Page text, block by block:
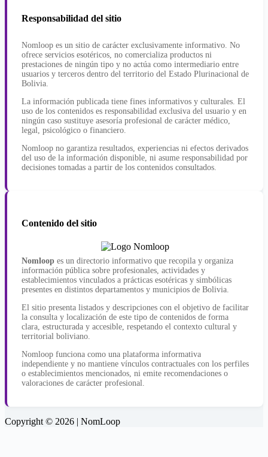
Responsabilidad del sitio
Nomloop es un sitio de carácter exclusivamente informativo. No
ofrece servicios esotéricos, no comercializa productos ni
prestaciones de ningún tipo y no actúa como intermediario entre
usuarios y terceros dentro del territorio del Estado Plurinacional de
Bolivia.
La información publicada tiene fines informativos y culturales. El
uso de los contenidos es responsabilidad exclusiva del usuario y en
ningún caso sustituye asesoría profesional de carácter médico,
legal, psicológico o financiero.
Nomloop no garantiza resultados, experiencias ni efectos derivados
del uso de la información disponible, ni asume responsabilidad por
decisiones tomadas a partir de los contenidos consultados.
Contenido del sitio
Nomloop es un directorio informativo que recopila y organiza
información pública sobre profesionales, actividades y
establecimientos vinculados a prácticas esotéricas y simbólicas
presentes en distintos departamentos y municipios de Bolivia.
El sitio presenta listados y descripciones con el objetivo de facilitar
la consulta y localización de este tipo de contenidos de forma
clara, estructurada y accesible, respetando el contexto cultural y
territorial boliviano.
Nomloop funciona como una plataforma informativa
independiente y no mantiene vínculos contractuales con los perfiles
o establecimientos mencionados, ni emite recomendaciones o
valoraciones de carácter profesional.
Copyright © 2026 | NomLoop